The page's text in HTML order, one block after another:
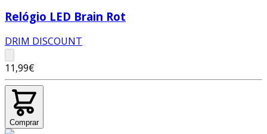
Relógio LED Brain Rot
DRIM DISCOUNT
11,99€
Comprar